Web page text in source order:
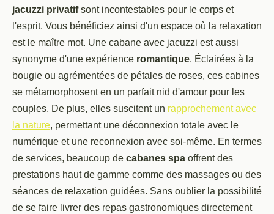
jacuzzi privatifsont incontestables pour le corps et
l'esprit. Vous bénéficiez ainsi d'un espace où la relaxation
est le maître mot. Une cabane avec jacuzzi est aussi
synonyme d'une expérience romantique. Éclairées à la
bougie ou agrémentées de pétales de roses, ces cabines
se métamorphosent en un parfait nid d'amour pour les
couples. De plus, elles suscitent un rapprochement avec
la nature, permettant une déconnexion totale avec le
numérique et une reconnexion avec soi-même. En termes
de services, beaucoup de cabanes spa offrent des
prestations haut de gamme comme des massages ou des
séances de relaxation guidées. Sans oublier la possibilité
de se faire livrer des repas gastronomiques directement